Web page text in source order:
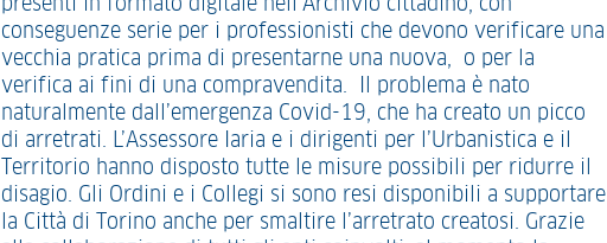
presenti in formato digitale nell’Archivio cittadino, con
conseguenze serie per i professionisti che devono verificare una
vecchia pratica prima di presentarne una nuova, o per la
verifica ai fini di una compravendita. Il problema è nato
naturalmente dall’emergenza Covid-19, che ha creato un picco
di arretrati. L’Assessore Iaria e i dirigenti per l’Urbanistica e il
Territorio hanno disposto tutte le misure possibili per ridurre il
disagio. Gli Ordini e i Collegi si sono resi disponibili a supportare
la Città di Torino anche per smaltire l’arretrato creatosi. Grazie